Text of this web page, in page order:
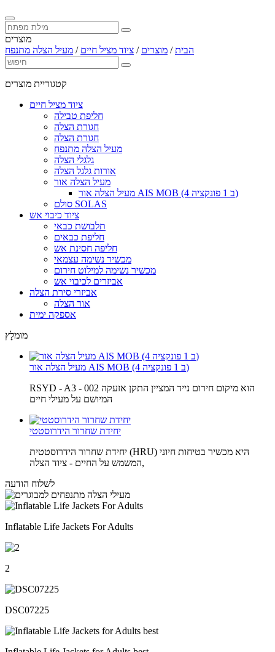
מוצרים
הבית/ מוצרים / ציוד מציל חיים / מעיל הצלה מתנפח
קטגוריית מוצרים
ציוד מציל חיים
חליפת טבילה
חגורת הצלה
חגורת הצלה
מעיל הצלה מתנפח
גלגלי הצלה
אורות גלגל הצלה
מעיל הצלה אור
מעיל הצלה אור AIS MOB (4 ב 1 פונקציה)
סולם SOLAS
ציוד כיבוי אש
תלבושת כבאי
חליפת כבאים
חליפה חסינת אש
מכשיר נשימה עצמאי
מכשיר נשימה למילוט חירום
אביזרים לכיבוי אש
אביזרי סירת הצלה
אור הצלה
אספקה ​​ימית
מוּמלָץ
מעיל הצלה אור AIS MOB (4 ב 1 פונקציה)
RSYD - A3 - 002 הוא מיקום חירום נייד המציין התקן אזעקה
המיושם על מעילי חיים
יחידת שחרור הידרוסטטי
יחידת שחרור הידרוסטטית (HRU) היא מכשיר בטיחות חיוני
המשמש על החיים - ציוד הצלה,
לשלוח הודעה
Inflatable Life Jackets For Adults
2
DSC07225